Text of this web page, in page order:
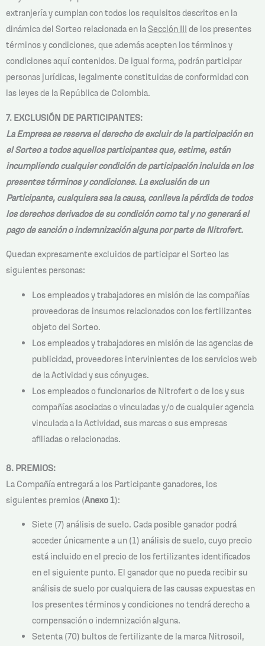
extranjería y cumplan con todos los requisitos descritos en la
dinámica del Sorteo relacionada en laSección III de los presentes
términos y condiciones, que además acepten los términos y
condiciones aquí contenidos. De igual forma, podrán participar
personas jurídicas, legalmente constituidas de conformidad con
las leyes de la República de Colombia.
7. EXCLUSIÓN DE PARTICIPANTES:
La Empresa se reserva el derecho de excluir de la participación en
el Sorteo a todos aquellos participantes que, estime, están
incumpliendo cualquier condición de participación incluida en los
presentes términos y condiciones. La exclusión de un
Participante, cualquiera sea la causa, conlleva la pérdida de todos
los derechos derivados de su condición como tal y no generará el
pago de sanción o indemnización alguna por parte de Nitrofert.
Quedan expresamente excluidos de participar el Sorteo las
siguientes personas:
Los empleados y trabajadores en misión de las compañías
proveedoras de insumos relacionados con los fertilizantes
objeto del Sorteo.
Los empleados y trabajadores en misión de las agencias de
publicidad, proveedores intervinientes de los servicios web
de la Actividad y sus cónyuges.
Los empleados o funcionarios de Nitrofert o de los y sus
compañías asociadas o vinculadas y/o de cualquier agencia
vinculada a la Actividad, sus marcas o sus empresas
afiliadas o relacionadas.
8. PREMIOS:
La Compañía entregará a los Participante ganadores, los
siguientes premios (Anexo 1):
Siete (7) análisis de suelo. Cada posible ganador podrá
acceder únicamente a un (1) análisis de suelo, cuyo precio
está incluido en el precio de los fertilizantes identificados
en el siguiente punto. El ganador que no pueda recibir su
análisis de suelo por cualquiera de las causas expuestas en
los presentes términos y condiciones no tendrá derecho a
compensación o indemnización alguna.
Setenta (70) bultos de fertilizante de la marca Nitrosoil,